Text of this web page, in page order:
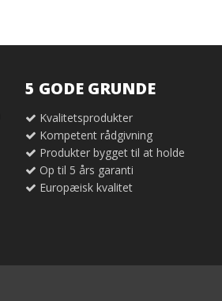
5 GODE GRUNDE
Kvalitetsprodukter
Kompetent rådgivning
Produkter bygget til at holde
Op til 5 års garanti
Europæisk kvalitet